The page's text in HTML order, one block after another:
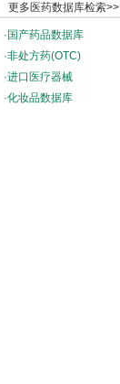
更多医药数据库检索>>
· 国产药品数据库
·非处方药(OTC)
·进口医疗器械
·化妆品数据库